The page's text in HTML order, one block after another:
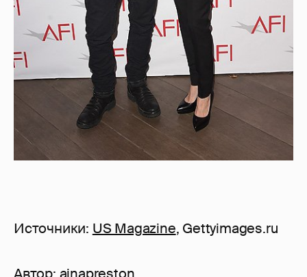
Источники: US Magazine, Gettyimages.ru